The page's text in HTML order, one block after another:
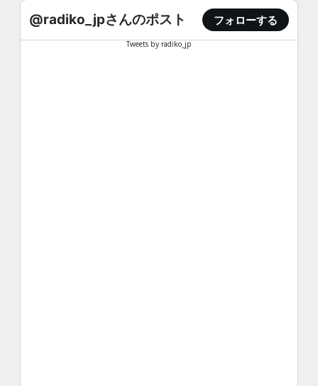
@radiko_jpさんのポスト フォローする
Tweets by radiko_jp